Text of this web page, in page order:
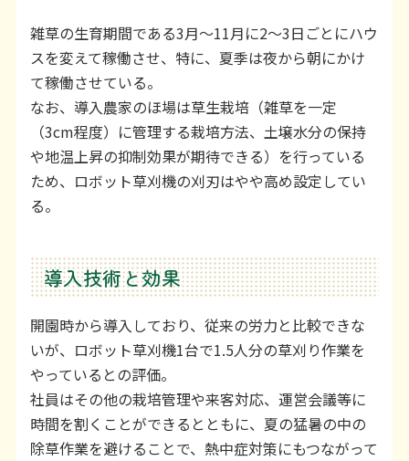
雑草の生育期間である3月～11月に2～3日ごとにハウ
スを変えて稼働させ、特に、夏季は夜から朝にかけ
て稼働させている。
なお、導入農家のほ場は草生栽培（雑草を一定
（3cm程度）に管理する栽培方法、土壌水分の保持
や地温上昇の抑制効果が期待できる）を行っている
ため、ロボット草刈機の刈刃はやや高め設定してい
る。
導入技術と効果
開園時から導入しており、従来の労力と比較できな
いが、ロボット草刈機1台で1.5人分の草刈り作業を
やっているとの評価。
社員はその他の栽培管理や来客対応、運営会議等に
時間を割くことができるとともに、夏の猛暑の中の
除草作業を避けることで、熱中症対策にもつながって